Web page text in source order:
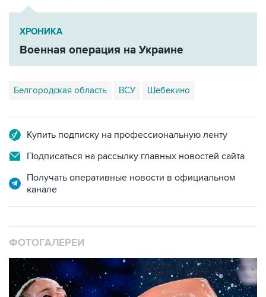
ХРОНИКА
Военная операция на Украине
Белгородская область ВСУ Шебекино
Купить подписку на профессиональную ленту
Подписаться на рассылку главных новостей сайта
Получать оперативные новости в официальном
канале
ФОТОГАЛЕРЕИ